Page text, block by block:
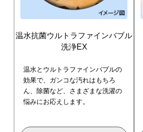
温水抗菌ウルトラ ファインバブル
洗浄EX
温水とウルトラファインバブルの
効果で、ガンコな汚れはもちろ
ん、除菌など、さまざまな洗濯の
悩みにお応えします。